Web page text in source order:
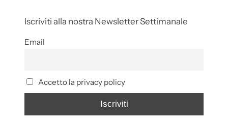
Iscriviti alla nostra Newsletter Settimanale
Email
Accetto la privacy policy